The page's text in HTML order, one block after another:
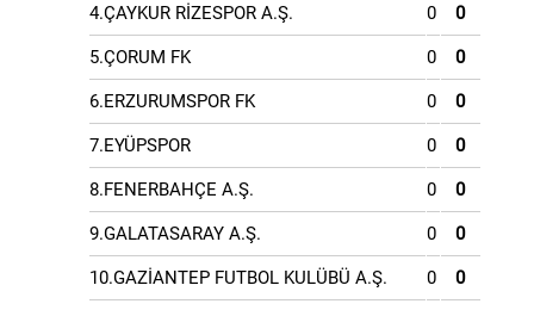
4.ÇAYKUR RİZESPOR A.Ş. 0 0
5.ÇORUM FK 0 0
6.ERZURUMSPOR FK 0 0
7.EYÜPSPOR 0 0
8.FENERBAHÇE A.Ş. 0 0
9.GALATASARAY A.Ş. 0 0
10.GAZİANTEP FUTBOL KULÜBÜ A.Ş. 0 0